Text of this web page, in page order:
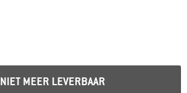
NIET MEER LEVERBAAR